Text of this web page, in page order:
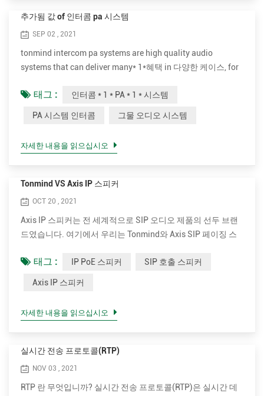
추가됨 값 of 인터콤 pa 시스템
SEP 02 , 2021
tonmind intercom pa systems are high quality audio
systems that can deliver many* 1*혜택 in 다양한 케이스, for
scheduled announcements in different zones 다양한 오디오
소스 can be played to single or multiple zones 동시에. set
be live or 사전 프로그래밍된 in system. it can b...
태그 : 인터콤 * 1 * PA * 1 * 시스템
PA 시스템 인터콤 그물 오디오 시스템
자세한 내용을 읽으십시오
Tonmind VS Axis IP 스피커
OCT 20 , 2021
Axis IP 스피커는 전 세계적으로 SIP 오디오 제품의 선두 브랜
드였습니다. 여기에서 우리는 Tonmind와 Axis SIP 페이징 스
씬 더 많은 코덱을 지원합니다. OPUS, MP1/MP2/MP3...등. •
명확하고 큰 음성을 위한 최대 30W의 더 높은 정격 전력. 15W
Tonmind는 현장 파트너가 요구 사항을 충족할 수 있도록 전문
적이고 사려 깊은 서비스를 제공하는 것을 목표로 합니다. •
Tonmind는 10년 이상의 IP 오디오 및 비디오 기술을 보유한 강
태그 : IP PoE 스피커 SIP 호출 스피커
Axis IP 스피커
자세한 내용을 읽으십시오
실시간 전송 프로토콜(RTP)
NOV 03 , 2021
RTP 란 무엇입니까? 실시간 전송 프로토콜(RTP)은 실시간 데